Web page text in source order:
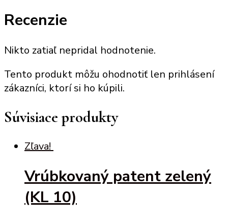
Recenzie
Nikto zatiaľ nepridal hodnotenie.
Tento produkt môžu ohodnotiť len prihlásení
zákazníci, ktorí si ho kúpili.
Súvisiace produkty
Zľava!
Vrúbkovaný patent zelený
(KL 10)